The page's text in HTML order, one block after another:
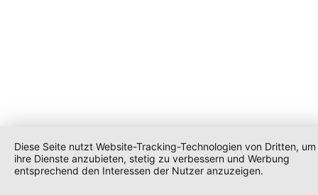
Diese Seite nutzt Website-Tracking-Technologien von Dritten, um
ihre Dienste anzubieten, stetig zu verbessern und Werbung
entsprechend den Interessen der Nutzer anzuzeigen.